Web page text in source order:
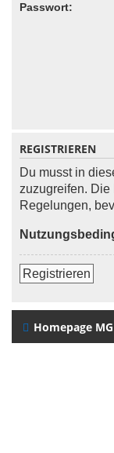
Passwort:
REGISTRIEREN
Du musst in
zuzugreifen.
Regelungen,
Registrieren
Homepage